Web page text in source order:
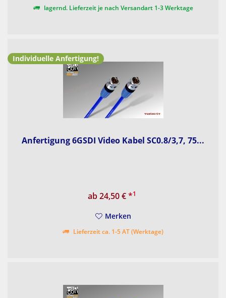
lagernd. Lieferzeit je nach Versandart 1-3 Werktage
Individuelle Anfertigung!
Anfertigung 6GSDI Video Kabel SC0.8/3,7, 75...
ab 24,50 €*1
Merken
Lieferzeit ca. 1-5 AT (Werktage)